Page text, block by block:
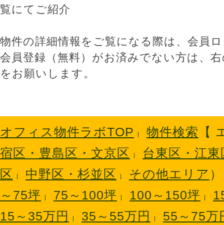
覧にてご紹介
物件の詳細情報をご覧になる際は、会員
会員登録（無料）がお済みでない方は、
をお願いします。
オフィス物件ラボTOP 物件検索 【
宿区・豊島区・文京区
台東区・江
区
中野区・杉並区 その他エリア ）
～75坪
75～100坪 100～150坪
15～35万円
35～55万円
55～75万